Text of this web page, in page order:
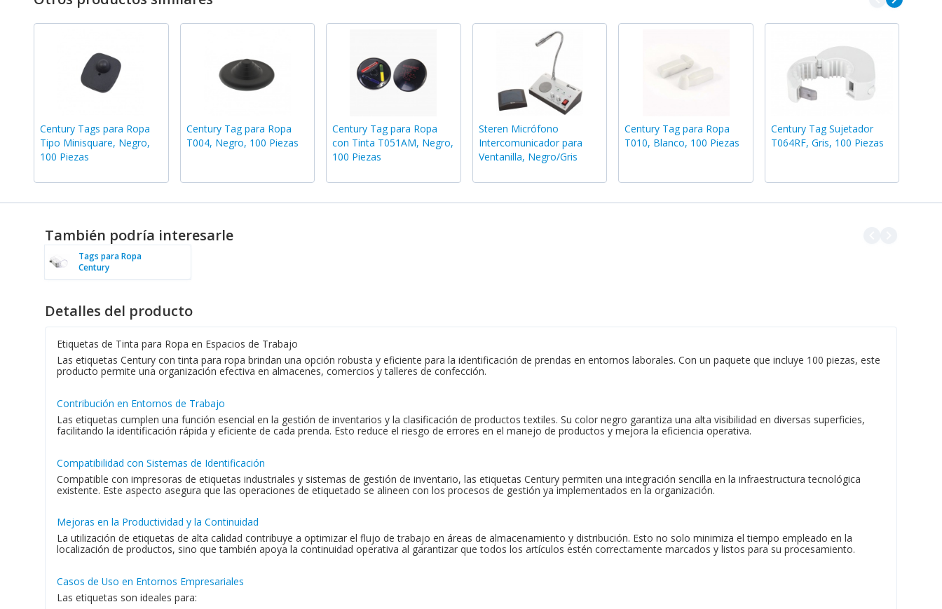
Century Tags para Ropa
Tipo Minisquare, Negro,
100 Piezas
Century Tag para Ropa
T004, Negro, 100 Piezas
Century Tag para Ropa
con Tinta T051AM, Negro,
100 Piezas
Steren Micrófono
Intercomunicador para
Ventanilla, Negro/Gris
Century Tag para Ropa
T010, Blanco, 100 Piezas
Century Tag Sujetador
T064RF, Gris, 100 Piezas
También podría interesarle
Tags para Ropa
Century
Detalles del producto
Etiquetas de Tinta para Ropa en Espacios de Trabajo
Las etiquetas Century con tinta para ropa brindan una opción robusta y eficiente para la identificación de prendas en entornos laborales. Con un paquete que incluye 100 piezas, este
producto permite una organización efectiva en almacenes, comercios y talleres de confección.
Contribución en Entornos de Trabajo
Las etiquetas cumplen una función esencial en la gestión de inventarios y la clasificación de productos textiles. Su color negro garantiza una alta visibilidad en diversas superficies,
facilitando la identificación rápida y eficiente de cada prenda. Esto reduce el riesgo de errores en el manejo de productos y mejora la eficiencia operativa.
Compatibilidad con Sistemas de Identificación
Compatible con impresoras de etiquetas industriales y sistemas de gestión de inventario, las etiquetas Century permiten una integración sencilla en la infraestructura tecnológica
existente. Este aspecto asegura que las operaciones de etiquetado se alineen con los procesos de gestión ya implementados en la organización.
Mejoras en la Productividad y la Continuidad
La utilización de etiquetas de alta calidad contribuye a optimizar el flujo de trabajo en áreas de almacenamiento y distribución. Esto no solo minimiza el tiempo empleado en la
localización de productos, sino que también apoya la continuidad operativa al garantizar que todos los artículos estén correctamente marcados y listos para su procesamiento.
Casos de Uso en Entornos Empresariales
Las etiquetas son ideales para: